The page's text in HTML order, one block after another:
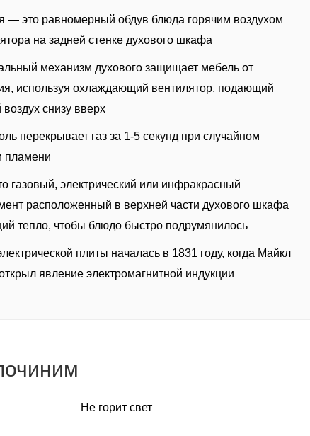
— это равномерный обдув блюда горячим воздухом
на задней стенке духового шкафа
механизм духового защищает мебель от
используя охлаждающий вентилятор, подающий
снизу вверх
перекрывает газ за 1-5 секунд при случайном
пламени
газовый, электрический или инфракрасный
расположенный в верхней части духового шкафа
тепло, чтобы блюдо быстро подрумянилось
плиты началась в 1831 году, когда Майкл
явление электромагнитной индукции
Не горит свет